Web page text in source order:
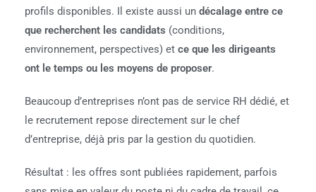
profils disponibles. Il existe aussi un décalage entre ce
que recherchent les candidats (conditions,
environnement, perspectives) et ce que les dirigeants
ont le temps ou les moyens de proposer.
Beaucoup d’entreprises n’ont pas de service RH dédié, et
le recrutement repose directement sur le chef
d’entreprise, déjà pris par la gestion du quotidien.
Résultat : les offres sont publiées rapidement, parfois